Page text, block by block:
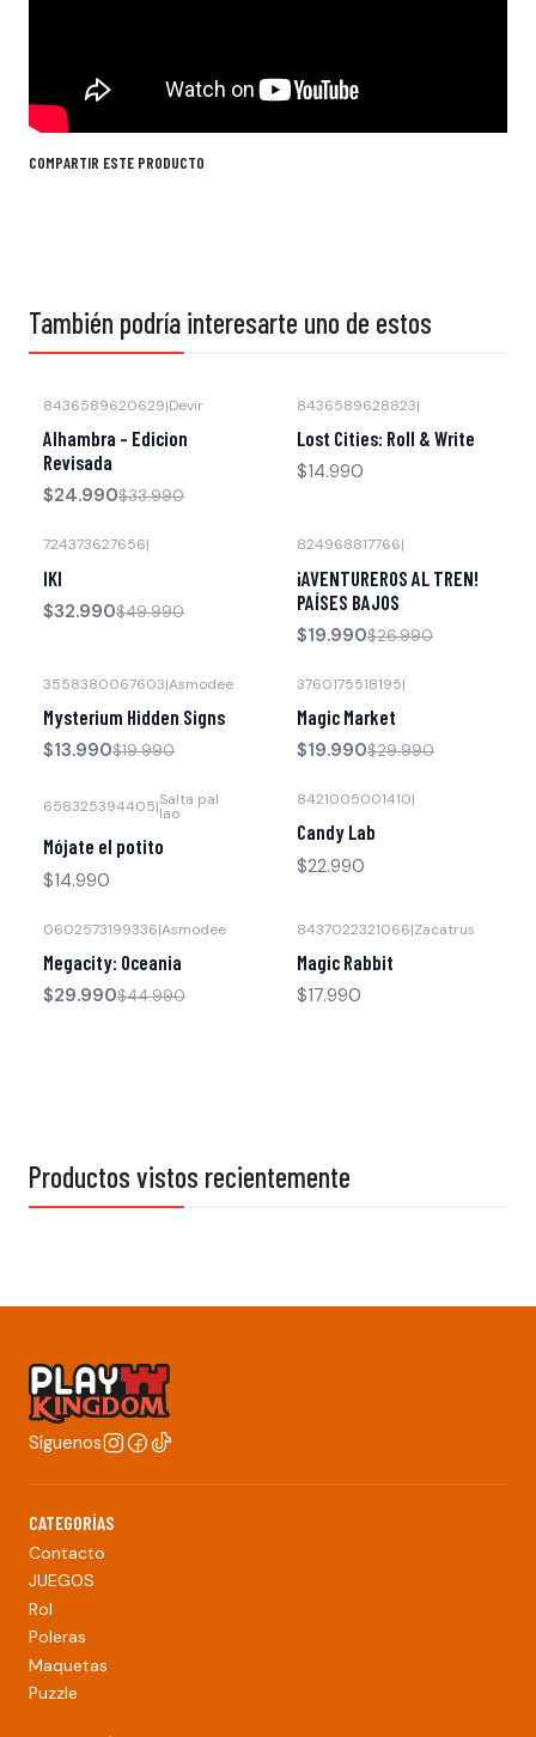
COMPARTIR ESTE PRODUCTO
También podría interesarte uno de estos
8436589620629|Devir
Alhambra - Edicion
Revisada
$24.990$33.990
8436589628823|
Lost Cities: Roll & Write
$14.990
724373627656|
IKI
$32.990$49.990
824968817766|
¡AVENTUREROS AL TREN!
PAÍSES BAJOS
$19.990$26.990
3558380067603|Asmodee
Mysterium Hidden Signs
$13.990$19.990
3760175518195|
Magic Market
$19.990$29.990
658325394405|Salta pal
lao
Mójate el potito
$14.990
8421005001410|
Candy Lab
$22.990
0602573199336|Asmodee
Megacity: Oceania
$29.990$44.990
8437022321066|Zacatrus
Magic Rabbit
$17.990
Productos vistos recientemente
Síguenos
CATEGORÍAS
Contacto
JUEGOS
Rol
Poleras
Maquetas
Puzzle